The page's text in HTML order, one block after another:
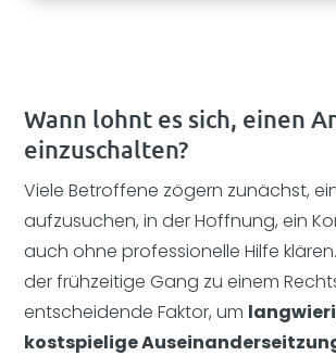
Wann lohnt es sich, einen
einzuschalten?
Viele Betroffene zögern zunächst,
aufzusuchen, in der Hoffnung, ein
auch ohne professionelle Hilfe
der frühzeitige Gang zu einem
entscheidende Faktor, um
kostspielige